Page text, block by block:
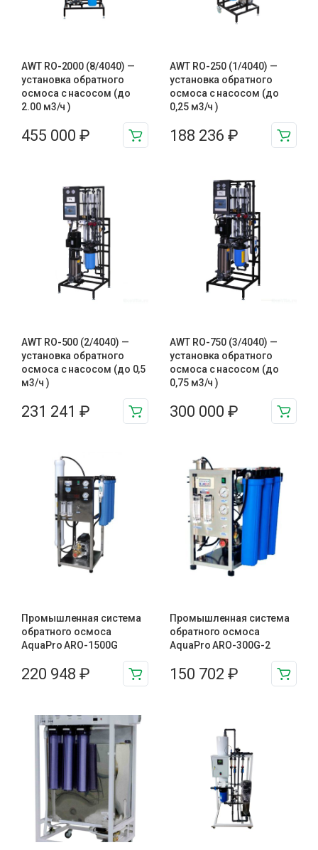
AWT RO-2000 (8/4040) —
установка обратного
осмоса с насосом (до
2.00 м3/ч )
455 000 ₽
AWT RO-250 (1/4040) —
установка обратного
осмоса с насосом (до
0,25 м3/ч )
188 236 ₽
AWT RO-500 (2/4040) —
установка обратного
осмоса с насосом (до 0,5
м3/ч )
231 241 ₽
AWT RO-750 (3/4040) —
установка обратного
осмоса с насосом (до
0,75 м3/ч )
300 000 ₽
Промышленная система
обратного осмоса
AquaPro ARO-1500G
220 948 ₽
Промышленная система
обратного осмоса
AquaPro ARO-300G-2
150 702 ₽